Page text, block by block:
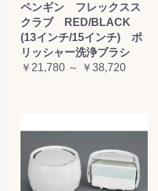
ペンギン フレックスス
クラブ RED/BLACK
(13インチ/15インチ) ポ
リッシャー洗浄ブラシ
￥21,780 ～ ￥38,720